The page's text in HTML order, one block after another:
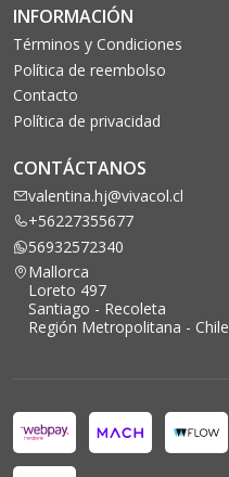
INFORMACIÓN
Términos y Condiciones
Política de reembolso
Contacto
Política de privacidad
CONTÁCTANOS
valentina.hj@vivacol.cl
+56227355677
56932572340
Mallorca
Loreto 497
Santiago - Recoleta
Región Metropolitana - Chile